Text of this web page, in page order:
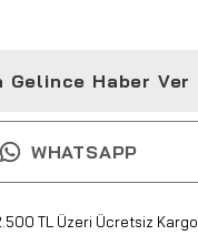
Gelince Haber Ver
WHATSAPP
TL Üzeri Ücretsiz Kargo